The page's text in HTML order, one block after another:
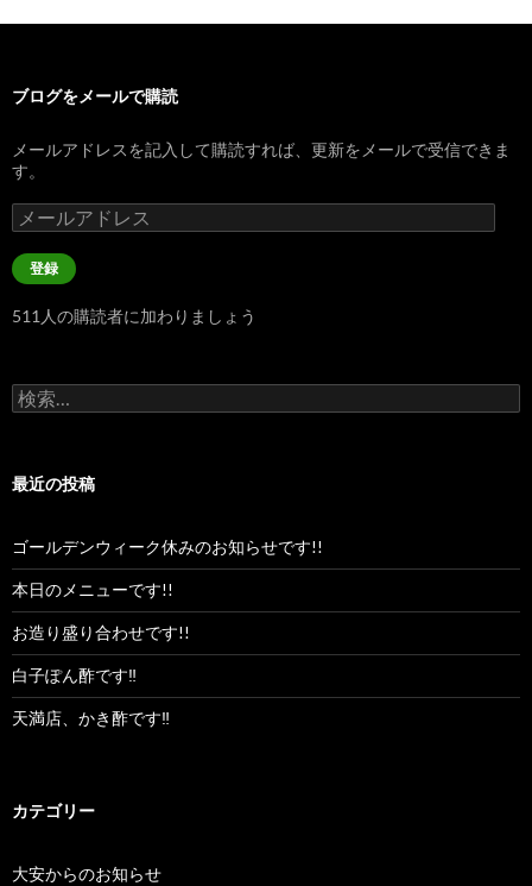
ブログをメールで購読
メールアドレスを記入して購読すれば、更新をメールで受信できま
す。
メ
ー
ル
ア
レ
登録
511人の購読者に加わりましょう
検
索:
最近の投稿
ゴールデンウィーク休みのお知らせです!!
本日のメニューです!!
お造り盛り合わせです!!
白子ぽん酢です‼︎
天満店、かき酢です‼︎
カテゴリー
大安からのお知らせ